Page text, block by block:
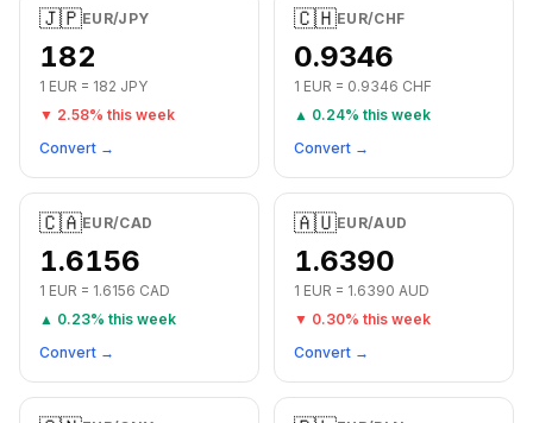
🇯🇵EUR/JPY
182
1 EUR = 182 JPY
▼ 2.58% this week
Convert →
🇨🇭EUR/CHF
0.9346
1 EUR = 0.9346 CHF
▲ 0.24% this week
Convert →
🇨🇦EUR/CAD
1.6156
1 EUR = 1.6156 CAD
▲ 0.23% this week
Convert →
🇦🇺EUR/AUD
1.6390
1 EUR = 1.6390 AUD
▼ 0.30% this week
Convert →